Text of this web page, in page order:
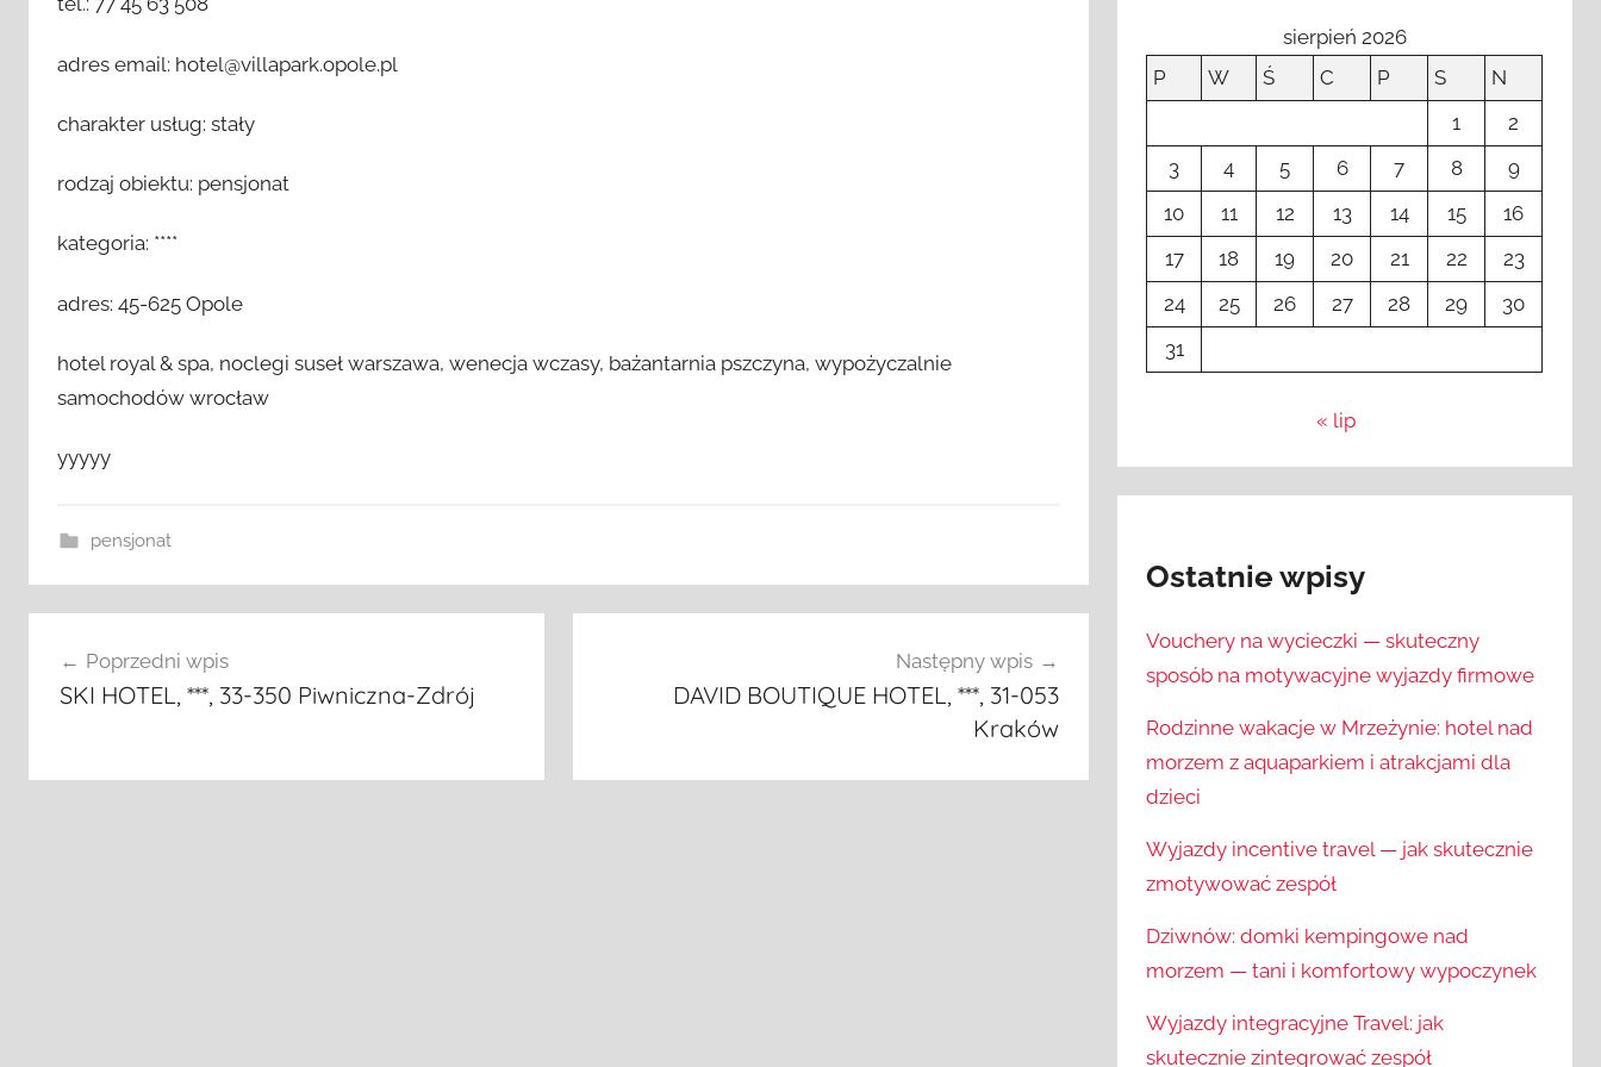
adres email: hotel@villapark.opole.pl
charakter usług: stały
rodzaj obiektu: pensjonat
kategoria: ****
adres: 45-625 Opole
hotel royal & spa, noclegi suseł warszawa, wenecja wczasy, bażantarnia pszczyna, wypożyczalnie
samochodów wrocław
yyyyy
pensjonat
wpisuPoprzedni wpis
SKI HOTEL, ***, 33-350 Piwniczna-Zdrój
Następny wpis
DAVID BOUTIQUE HOTEL, ***, 31-053
Kraków
sierpień 2026
P
W Ś C P S
N
1
2
3
4 5 6 7 8
9
10
11 12 13 14 15
16
17
18 19 20 21 22
23
24
25 26 27 28 29
30
31
« lip
Ostatnie wpisy
Vouchery na wycieczki — skuteczny
sposób na motywacyjne wyjazdy firmowe
Rodzinne wakacje w Mrzeżynie: hotel nad
morzem z aquaparkiem i atrakcjami dla
dzieci
Wyjazdy incentive travel — jak skutecznie
zmotywować zespół
Dziwnów: domki kempingowe nad
morzem — tani i komfortowy wypoczynek
Wyjazdy integracyjne Travel: jak
skutecznie zintegrować zespół